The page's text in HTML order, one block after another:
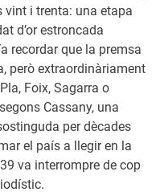
vint i trenta: una etapa
d’or estroncada
recordar que la premsa
però extraordinàriament
Foix, Sagarra o
Cassany, una
per dècades
el país a llegir en la
va interrompre de cop